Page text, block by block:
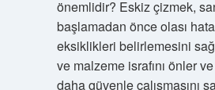
önemlidir? Eskiz çizmek,
başlamadan önce olası
eksiklikleri belirlemesini
ve malzeme israfını önler ve
daha güvenle çalışmasını